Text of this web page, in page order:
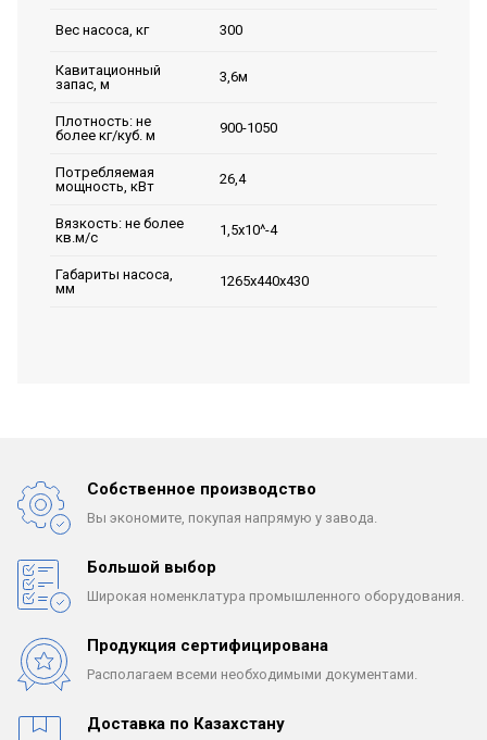
Вес насоса, кг 300
Кавитационный
запас, м
3,6м
Плотность: не
более кг/куб. м
900-1050
Потребляемая
мощность, кВт
26,4
Вязкость: не более
кв.м/с
1,5х10^-4
Габариты насоса,
мм
1265х440х430
Собственное производство
Вы экономите, покупая напрямую у завода.
Большой выбор
Широкая номенклатура промышленного оборудования.
Продукция сертифицирована
Располагаем всеми необходимыми документами.
Доставка по Казахстану